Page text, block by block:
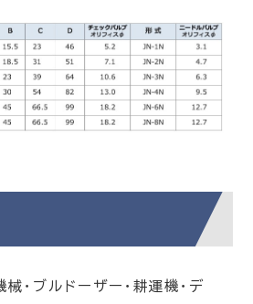
械・ブルドーザー・耕運機・デ